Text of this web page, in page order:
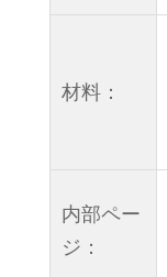
材料：
内部ペー
ジ：